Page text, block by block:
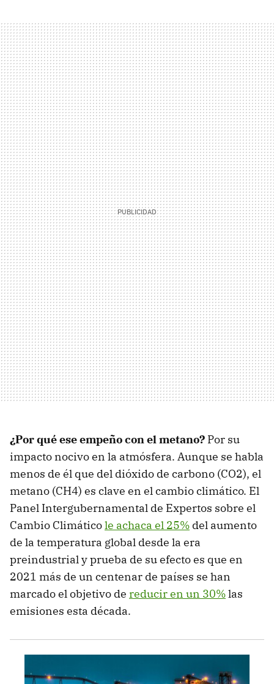
¿Por qué ese empeño con el metano? Por su
impacto nocivo en la atmósfera. Aunque se habla
menos de él que del dióxido de carbono (CO2), el
metano (CH4) es clave en el cambio climático. El
Panel Intergubernamental de Expertos sobre el
Cambio Climáticole achaca el 25% del aumento
de la temperatura global desde la era
preindustrial y prueba de su efecto es que en
2021 más de un centenar de países se han
marcado el objetivo de reducir en un 30%las
emisiones esta década.